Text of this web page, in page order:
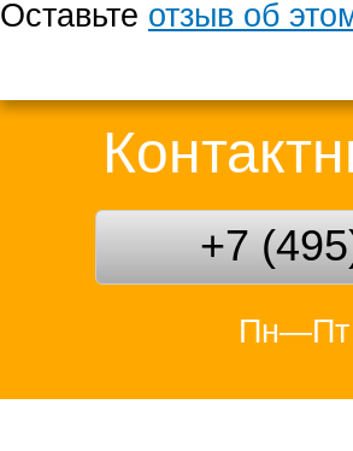
Оставьте отзыв об
+7
Пн—Пт